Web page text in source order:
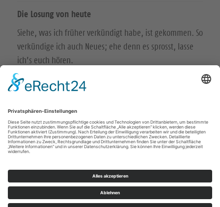
Die Losung von heute
Siehe, was ich früher verkündigt habe, ist gekommen. So
verkündige ich auch Neues; ehe denn es sprosst, lasse
ich’s euch hören.
Jesaja 42,9
Der Menschensohn ist’s, der den guten Samen sät. Der
Matthäus 13,37-38
© Evangelische Brüder-Unität – Herrnhuter Brüdergemeine
Weitere Informationen finden Sie hier